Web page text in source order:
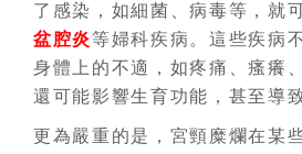
了感染，如細菌、病毒等，就
盆腔炎等婦科疾病。這些疾病
身體上的不適，如疼痛、瘙癢
還可能影響生育功能，甚至導
更為嚴重的是，宮頸糜爛在某